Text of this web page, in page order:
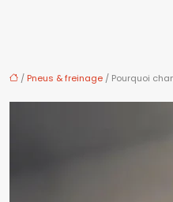
/ Pneus & freinage / Pourquoi